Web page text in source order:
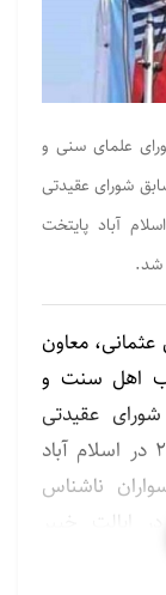
علمای سنی و
شورای عقیدتی
روز جمعه ۵ ژنویه ۲۰۲۴ در اسلام آباد پایتخت
شد.
عثمانی، معاون
اهل سنت و
عقیدتی
اسلامی پاکستان، روز جمعه ۵ ژنویه ۲۰۲۴ در اسلام آباد
ناشناس
میلادی در ایالت خیبر
عالی دینی